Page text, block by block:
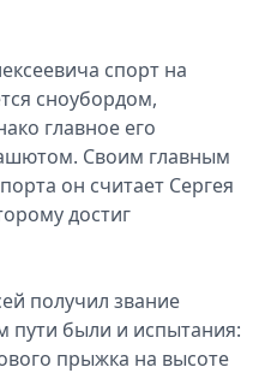
спорт на
сноубордом,
главное его
Своим главным
он считает Сергея
достиг
получил звание
пути были и испытания:
прыжка на высоте